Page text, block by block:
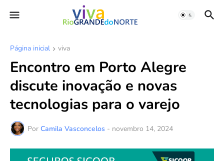
Página inicial viva
Encontro em Porto Alegre
discute inovação e novas
tecnologias para o varejo
Por Camila Vasconcelos - novembro 14, 2024